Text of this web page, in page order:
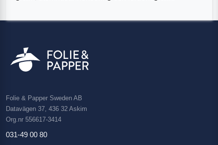
Folie & Papper Sweden AB
Datavägen 37, 436 32 Askim
Org.nr 556617-3414
031-49 00 80